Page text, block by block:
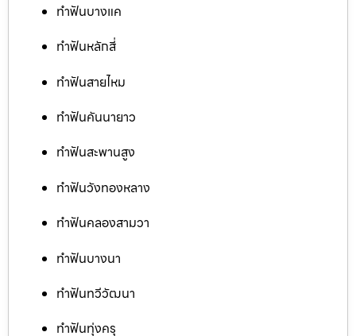
ทำฟันบางแค
ทำฟันหลักสี่
ทำฟันสายไหม
ทำฟันคันนายาว
ทำฟันสะพานสูง
ทำฟันวังทองหลาง
ทำฟันคลองสามวา
ทำฟันบางนา
ทำฟันทวีวัฒนา
ทำฟันทุ่งครุ